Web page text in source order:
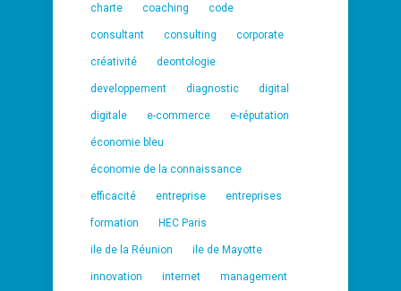
charte coaching code
consultant consulting corporate
créativité deontologie
developpement diagnostic digital
digitale e-commerce e-réputation
économie bleu
économie de la connaissance
efficacité entreprise entreprises
formation HEC Paris
ile de la Réunion ile de Mayotte
innovation internet management